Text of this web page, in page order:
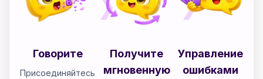
Говорите
Присоединяйтесь
Получите
мгновенную
Управление
ошибками